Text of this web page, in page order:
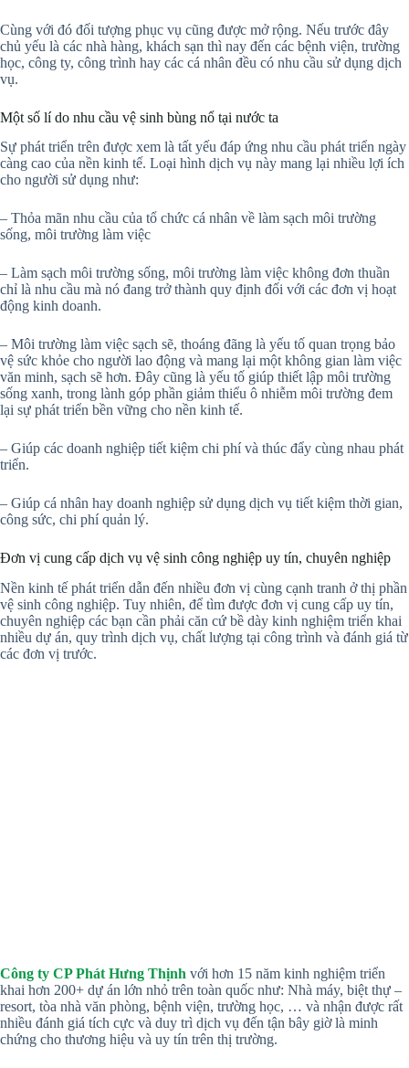
Cùng với đó đối tượng phục vụ cũng được mở rộng. Nếu trước đây
chủ yếu là các nhà hàng, khách sạn thì nay đến các bệnh viện, trường
học, công ty, công trình hay các cá nhân đều có nhu cầu sử dụng dịch
vụ.
Một số lí do nhu cầu vệ sinh bùng nổ tại nước ta
Sự phát triển trên được xem là tất yếu đáp ứng nhu cầu phát triển ngày
càng cao của nền kinh tế. Loại hình dịch vụ này mang lại nhiều lợi ích
cho người sử dụng như:
– Thỏa mãn nhu cầu của tổ chức cá nhân về làm sạch môi trường
sống, môi trường làm việc
– Làm sạch môi trường sống, môi trường làm việc không đơn thuần
chỉ là nhu cầu mà nó đang trở thành quy định đối với các đơn vị hoạt
động kinh doanh.
– Môi trường làm việc sạch sẽ, thoáng đãng là yếu tố quan trọng bảo
vệ sức khỏe cho người lao động và mang lại một không gian làm việc
văn minh, sạch sẽ hơn. Đây cũng là yếu tố giúp thiết lập môi trường
sống xanh, trong lành góp phần giảm thiểu ô nhiễm môi trường đem
lại sự phát triển bền vững cho nền kinh tế.
– Giúp các doanh nghiệp tiết kiệm chi phí và thúc đẩy cùng nhau phát
triển.
– Giúp cá nhân hay doanh nghiệp sử dụng dịch vụ tiết kiệm thời gian,
công sức, chi phí quản lý.
Đơn vị cung cấp dịch vụ vệ sinh công nghiệp uy tín, chuyên nghiệp
Nền kinh tế phát triển dẫn đến nhiều đơn vị cùng cạnh tranh ở thị phần
vệ sinh công nghiệp. Tuy nhiên, để tìm được đơn vị cung cấp uy tín,
chuyên nghiệp các bạn cần phải căn cứ bề dày kinh nghiệm triển khai
nhiều dự án, quy trình dịch vụ, chất lượng tại công trình và đánh giá từ
các đơn vị trước.
Công ty CP Phát Hưng Thịnh với hơn 15 năm kinh nghiệm triển
khai hơn 200+ dự án lớn nhỏ trên toàn quốc như: Nhà máy, biệt thự –
resort, tòa nhà văn phòng, bệnh viện, trường học, … và nhận được rất
nhiều đánh giá tích cực và duy trì dịch vụ đến tận bây giờ là minh
chứng cho thương hiệu và uy tín trên thị trường.